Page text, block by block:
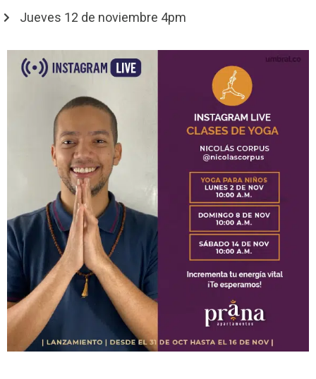
Jueves 12 de noviembre 4pm